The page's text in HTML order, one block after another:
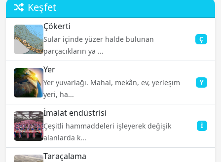
Keşfet
Çökerti
Sular içinde yüzer halde bulunan
parçacıkların ya ...
Ç
Yer
Yer yuvarlağı. Mahal, mekân, ev, yerleşim
yeri, ha...
Y
İmalat endüstrisi
Çeşitli hammaddeleri işleyerek değişik
alanlarda k...
İ
Taraçalama